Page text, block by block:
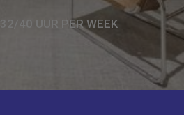
32/40 UUR PER WEEK